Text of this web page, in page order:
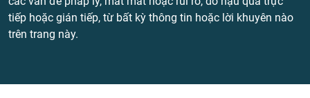
tiếp hoặc gián tiếp, từ bất kỳ thông tin hoặc lời khuyên nào
trên trang này.